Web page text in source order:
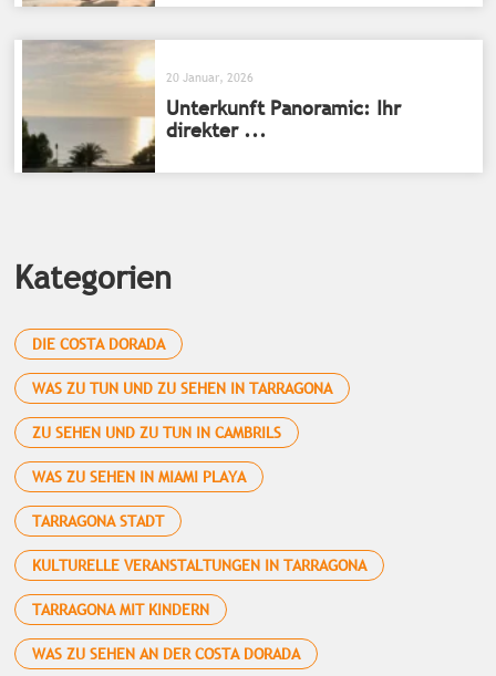
20 Januar, 2026
Unterkunft Panoramic: Ihr
direkter ...
Kategorien
DIE COSTA DORADA
WAS ZU TUN UND ZU SEHEN IN TARRAGONA
ZU SEHEN UND ZU TUN IN CAMBRILS
WAS ZU SEHEN IN MIAMI PLAYA
TARRAGONA STADT
KULTURELLE VERANSTALTUNGEN IN TARRAGONA
TARRAGONA MIT KINDERN
WAS ZU SEHEN AN DER COSTA DORADA